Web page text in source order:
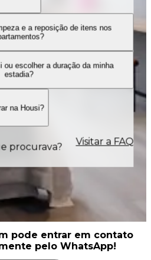
e a reposição de itens nos
ou escolher a duração da minha
estadia?
na Housi?
procurava? Visitar a FAQ
pode entrar em contato
pelo WhatsApp!